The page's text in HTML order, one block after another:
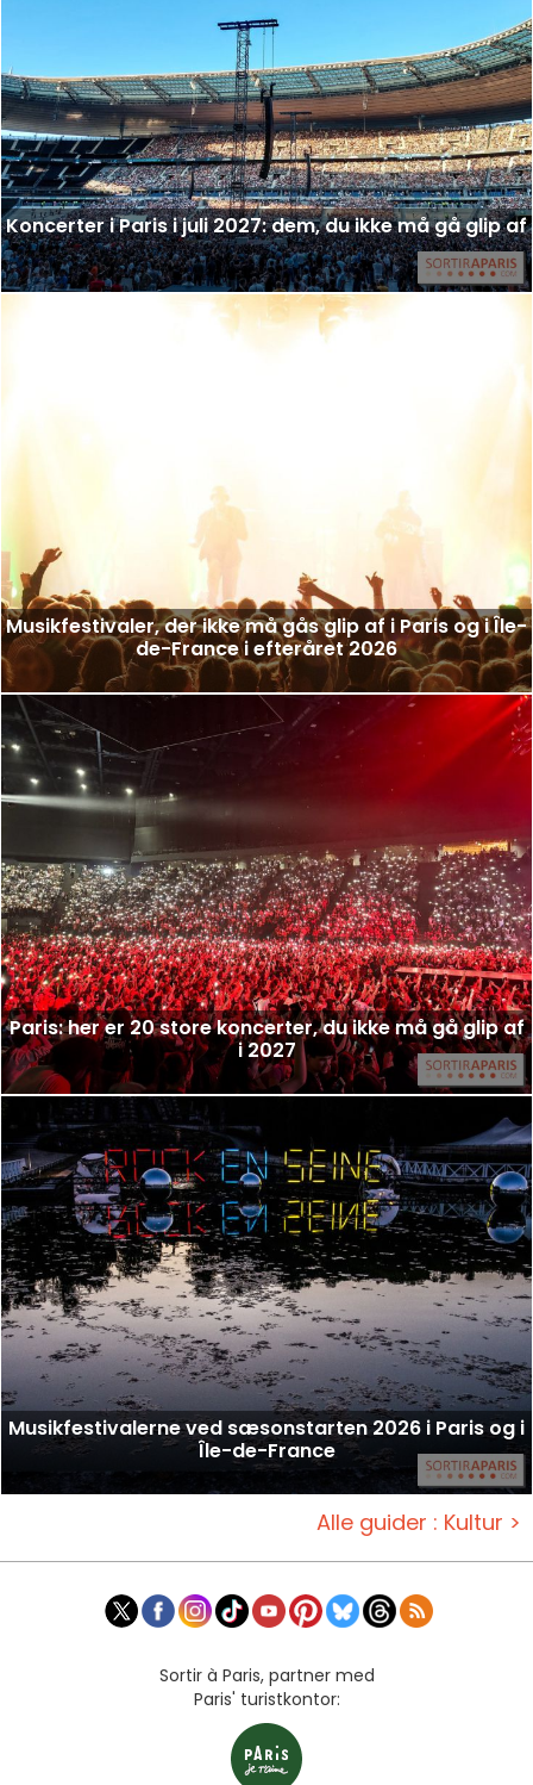
Koncerter i Paris i juli 2027: dem, du ikke må gå glip af
Musikfestivaler, der ikke må gås glip af i Paris og i Île-
de-France i efteråret 2026
Paris: her er 20 store koncerter, du ikke må gå glip af
i 2027
Musikfestivalerne ved sæsonstarten 2026 i Paris og i
Île-de-France
Alle guider : Kultur >
Sortir à Paris, partner med
Paris' turistkontor: